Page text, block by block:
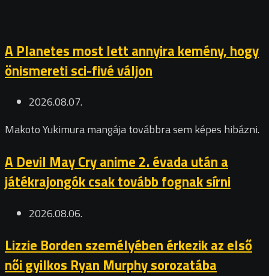
A Planetes most lett annyira kemény, hogy
önismereti sci-fivé váljon
2026.08.07.
Makoto Yukimura mangája továbbra sem képes hibázni.
A Devil May Cry anime 2. évada után a
játékrajongók csak tovább fognak sírni
2026.08.06.
Lizzie Borden személyében érkezik az első
női gyilkos Ryan Murphy sorozatába